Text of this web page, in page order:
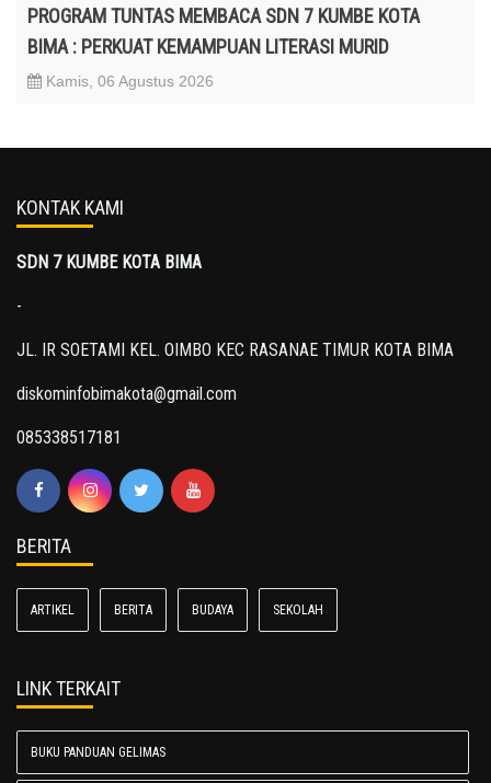
PROGRAM TUNTAS MEMBACA SDN 7 KUMBE KOTA
BIMA : PERKUAT KEMAMPUAN LITERASI MURID
Kamis, 06 Agustus 2026
KONTAK KAMI
SDN 7 KUMBE KOTA BIMA
-
JL. IR SOETAMI KEL. OIMBO KEC RASANAE TIMUR KOTA BIMA
diskominfobimakota@gmail.com
085338517181
BERITA
ARTIKEL BERITA BUDAYA SEKOLAH
LINK TERKAIT
BUKU PANDUAN GELIMAS